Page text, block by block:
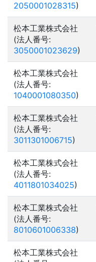
2050001028315)
松本工業株式会社
(法人番号:
3050001023629)
松本工業株式会社
(法人番号:
1040001080350)
松本工業株式会社
(法人番号:
3011301006715)
松本工業株式会社
(法人番号:
4011801034025)
松本工業株式会社
(法人番号:
8010601006338)
松本工業株式会社